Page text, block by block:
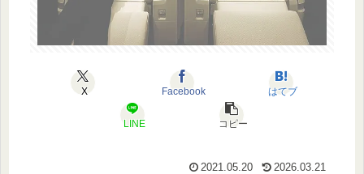
X Facebook はてブ
LINE コピー
2021.05.20 2026.03.21